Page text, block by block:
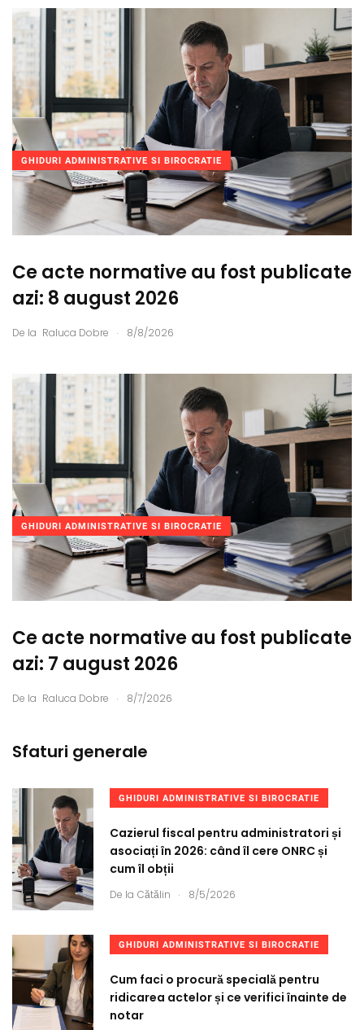
GHIDURI ADMINISTRATIVE SI BIROCRATIE
Ce acte normative au fost publicate
azi: 8 august 2026
De la Raluca Dobre . 8/8/2026
GHIDURI ADMINISTRATIVE SI BIROCRATIE
Ce acte normative au fost publicate
azi: 7 august 2026
De la Raluca Dobre . 8/7/2026
Sfaturi generale
GHIDURI ADMINISTRATIVE SI BIROCRATIE
Cazierul fiscal pentru administratori și
asociați în 2026: când îl cere ONRC și
cum îl obții
De la Cătălin . 8/5/2026
GHIDURI ADMINISTRATIVE SI BIROCRATIE
Cum faci o procură specială pentru
ridicarea actelor și ce verifici înainte de
notar